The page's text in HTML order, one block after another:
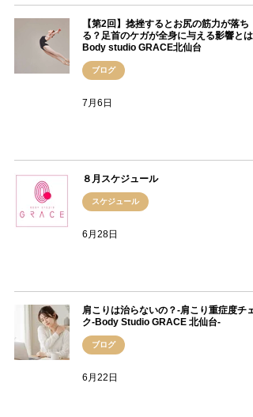
【第2回】捻挫するとお尻の筋力が落ち
る？足首のケガが全身に与える影響とは
Body studio GRACE北仙台
ブログ
7月6日
８月スケジュール
スケジュール
6月28日
肩こりは治らないの？-肩こり重症度チェ
ク-Body Studio GRACE 北仙台-
ブログ
6月22日